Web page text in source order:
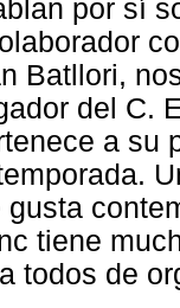
por sí
Batllori,
del C.
a su
tiene
todos de